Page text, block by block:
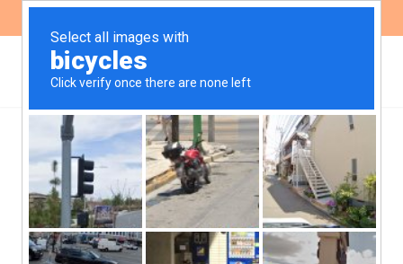
El programa “Majul 910”
y sus chistes sobre el
abuso sexual